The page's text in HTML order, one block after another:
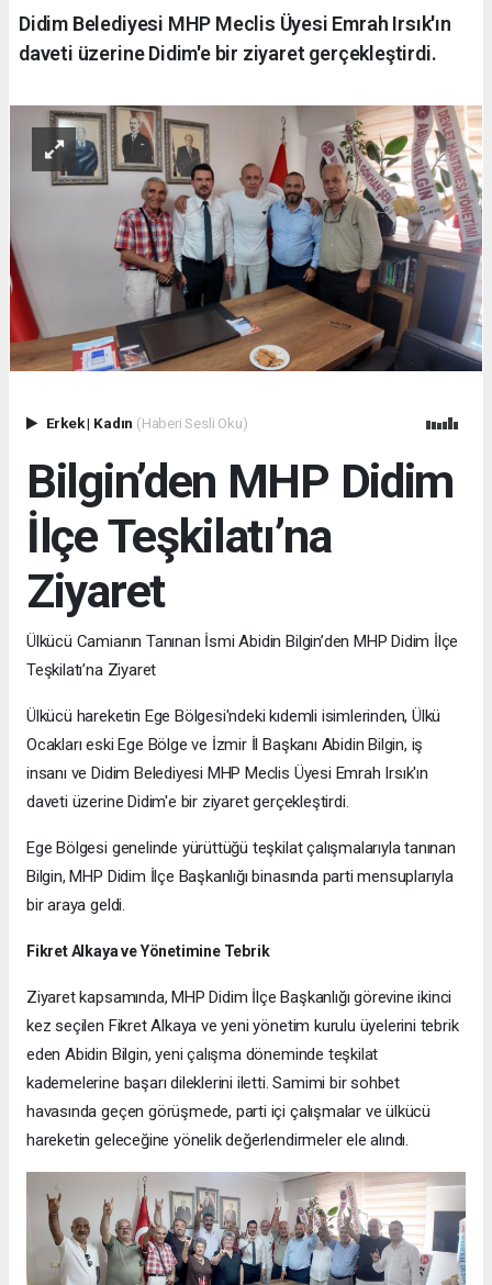
Didim Belediyesi MHP Meclis Üyesi Emrah Irsık'ın
daveti üzerine Didim'e bir ziyaret gerçekleştirdi.
Erkek| Kadın (Haberi Sesli Oku)
Bilgin’den MHP Didim
İlçe Teşkilatı’na
Ziyaret
Ülkücü Camianın Tanınan İsmi Abidin Bilgin’den MHP Didim İlçe
Teşkilatı’na Ziyaret
Ülkücü hareketin Ege Bölgesi'ndeki kıdemli isimlerinden, Ülkü
Ocakları eski Ege Bölge ve İzmir İl Başkanı Abidin Bilgin, iş
insanı ve Didim Belediyesi MHP Meclis Üyesi Emrah Irsık'ın
daveti üzerine Didim'e bir ziyaret gerçekleştirdi.
Ege Bölgesi genelinde yürüttüğü teşkilat çalışmalarıyla tanınan
Bilgin, MHP Didim İlçe Başkanlığı binasında parti mensuplarıyla
bir araya geldi.
Fikret Alkaya ve Yönetimine Tebrik
Ziyaret kapsamında, MHP Didim İlçe Başkanlığı görevine ikinci
kez seçilen Fikret Alkaya ve yeni yönetim kurulu üyelerini tebrik
eden Abidin Bilgin, yeni çalışma döneminde teşkilat
kademelerine başarı dileklerini iletti. Samimi bir sohbet
havasında geçen görüşmede, parti içi çalışmalar ve ülkücü
hareketin geleceğine yönelik değerlendirmeler ele alındı.